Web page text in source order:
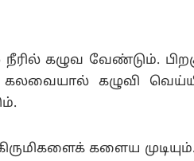
கழுவ வேண்டும். பிறகு,
கழுவி
களைய முடியும்.